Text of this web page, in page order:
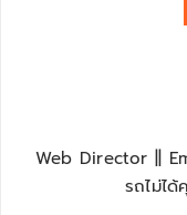
Web Director ||
รถไม่ไ